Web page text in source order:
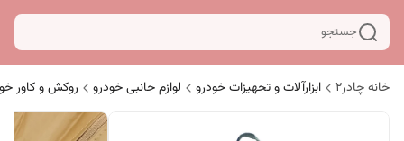
جستجو
خانه چادر۲ ابزارآلات و تجهیزات خودرو لوازم جانبی خودرو روکش و کاور